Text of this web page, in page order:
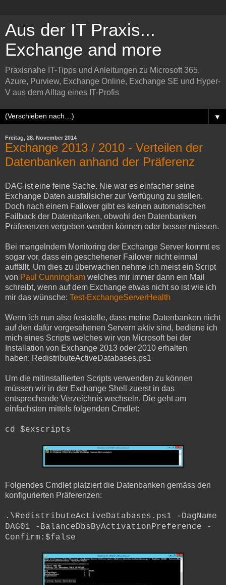
Aus der IT Praxis...
Exchange and more
Praxisnahe IT-Tipps und Anleitungen zu Microsoft 365,
Azure, Purview, Exchange Online, Exchange SE und Hyper-
V aus dem Alltag eines IT-Profis
▼
Freitag, 28. November 2014
Exchange 2013 / 2010 - Verteilen der
Datenbanken anhand der Präferenz
DAG ist eine feine Sache. Nie war es einfacher seine
Exchange Daten ausfallsicher zur Verfügung zu stellen.
Doch nach einem Failover gibt es keinen automatischen
Failback der Datenbanken, obwohl den Datenbanken
Präferenzen vergeben werden können oder besser müssen.
Bei mangelndem Monitoring der Exchange Server kommt es
sogar vor, dass ein geschehener Failover nicht einmal
auffällt. Um dies zu überwachen nehme ich meist ein Script
von Paul Cunningham welches mir immer dann ein Mail
schreibt, wenn auf dem Exchange etwas nicht so ist wie ich
mir das wünsche: Test-ExchangeServerHealth
Wenn ich nun also feststelle, dass meine Datenbanken nicht
auf den dafür vorgesehenen Servern aktiv sind, bediene ich
mich eines Scripts welches wir von Microsoft bei der
Installation von Exchange 2013 oder 2010 erhalten
haben: RedistributeActiveDatabases.ps1
Um die mitinstallierten Scripts verwenden zu können
müssen wir in der Exchange Shell zuerst in das
entsprechende Verzeichnis wechseln. Die geht am
einfachsten mittels folgenden Cmdlet:
cd $exscripts
Folgendes Cmdlet platziert die Datenbanken gemäss den
konfigurierten Präferenzen:
.\RedistributeActiveDatabases.ps1 -DagName
DAG01 -BalanceDbsByActivationPreference -
Confirm:$false